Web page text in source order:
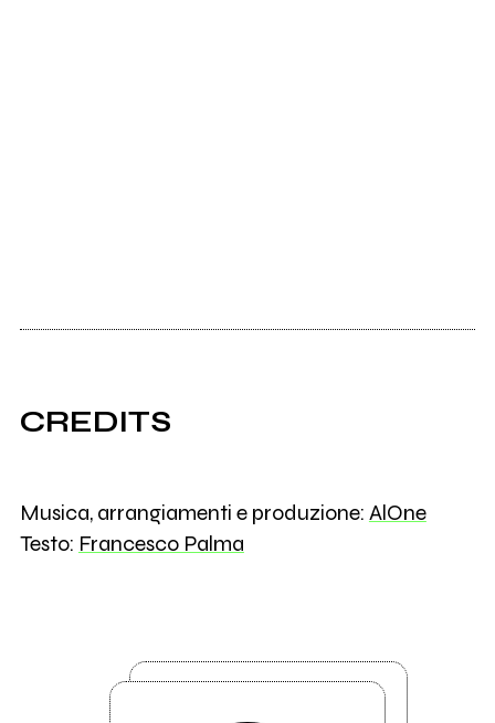
CREDITS
Musica, arrangiamenti e produzione: AlOne
Testo: Francesco Palma